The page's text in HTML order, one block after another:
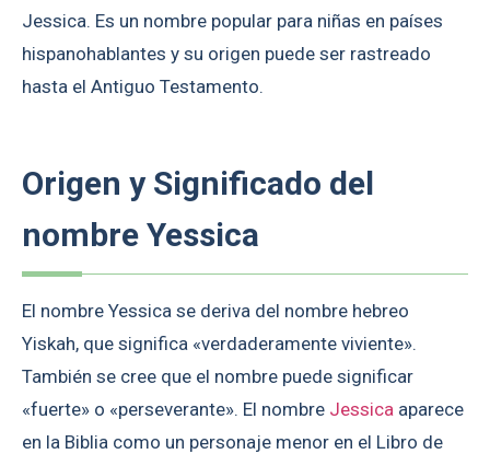
Jessica. Es un nombre popular para niñas en países
hispanohablantes y su origen puede ser rastreado
hasta el Antiguo Testamento.
Origen y Significado del
nombre Yessica
El nombre Yessica se deriva del nombre hebreo
Yiskah, que significa «verdaderamente viviente».
También se cree que el nombre puede significar
«fuerte» o «perseverante». El nombre Jessica aparece
en la Biblia como un personaje menor en el Libro de